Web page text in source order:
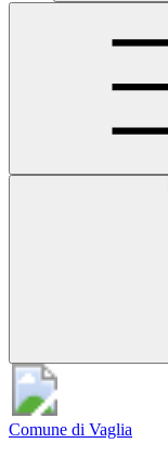
Comune di Vaglia